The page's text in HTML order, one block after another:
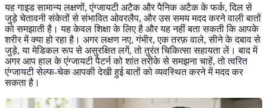
यह गाइड सामान्य लक्षणों, एंग्जायटी अटैक और पैनिक अटैक के फर्क, दिल से
जुड़े चेतावनी संकेतों से संभावित ओवरलैप, और उस समय मदद करने वाली बातों
को समझाती है। यह केवल शिक्षा के लिए है और यह नहीं बता सकती कि आपके
शरीर में क्या हो रहा है। अगर लक्षण नए, गंभीर, एक तरफ़ वाले, सीने के दबाव से
जुड़े, या मेडिकल रूप से असुरक्षित लगें, तो तुरंत चिकित्सा सहायता लें। बाद में
अगर आप हाल के एंग्जायटी पैटर्न को शांत तरीके से समझना चाहें, तोत्वरित
एंग्जायटी सेल्फ-चेकआपकी देखी हुई बातों को व्यवस्थित करने में मदद कर
सकता है।